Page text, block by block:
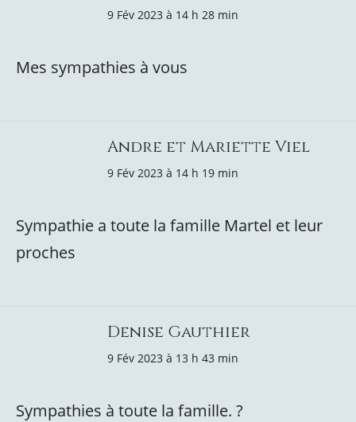
9 Fév 2023 à 14 h 28 min
Mes sympathies à vous
Andre et Mariette Viel
9 Fév 2023 à 14 h 19 min
Sympathie a toute la famille Martel et leur
proches
Denise Gauthier
9 Fév 2023 à 13 h 43 min
Sympathies à toute la famille. ?